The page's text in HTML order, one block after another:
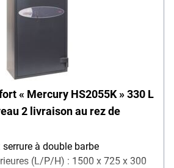
« Mercury HS2055K » 330 L
2 livraison au rez de
serrure à double barbe
(L/P/H) : 1500 x 725 x 300